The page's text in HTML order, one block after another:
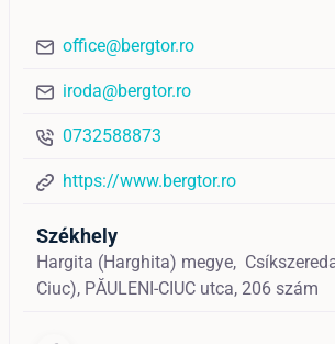
office@bergtor.ro
iroda@bergtor.ro
0732588873
https://www.bergtor.ro
Székhely
Hargita (Harghita) megye,
Ciuc), PĂULENI-CIUC utca, 206 szám